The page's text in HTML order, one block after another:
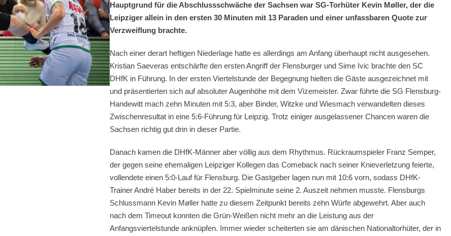
Hauptgrund für die Abschlussschwäche der Sachsen war SG-Torhüter Kevin Møller, der die
Leipziger allein in den ersten 30 Minuten mit 13 Paraden und einer unfassbaren Quote zur
Verzweiflung brachte.
Nach einer derart heftigen Niederlage hatte es allerdings am Anfang überhaupt nicht ausgesehen.
Kristian Saeveras entschärfte den ersten Angriff der Flensburger und Sime Ivic brachte den SC
DHfK in Führung. In der ersten Viertelstunde der Begegnung hielten die Gäste ausgezeichnet mit
und präsentierten sich auf absoluter Augenhöhe mit dem Vizemeister. Zwar führte die SG Flensburg-
Handewitt mach zehn Minuten mit 5:3, aber Binder, Witzke und Wiesmach verwandelten dieses
Zwischenresultat in eine 5:6-Führung für Leipzig. Trotz einiger ausgelassener Chancen waren die
Sachsen richtig gut drin in dieser Partie.
Danach kamen die DHfK-Männer aber völlig aus dem Rhythmus. Rückraumspieler Franz Semper,
der gegen seine ehemaligen Leipziger Kollegen das Comeback nach seiner Knieverletzung feierte,
vollendete einen 5:0-Lauf für Flensburg. Die Gastgeber lagen nun mit 10:6 vorn, sodass DHfK-
Trainer André Haber bereits in der 22. Spielminute seine 2. Auszeit nehmen musste. Flensburgs
Schlussmann Kevin Møller hatte zu diesem Zeitpunkt bereits zehn Würfe abgewehrt. Aber auch
nach dem Timeout konnten die Grün-Weißen nicht mehr an die Leistung aus der
Anfangsviertelstunde anknüpfen. Immer wieder scheiterten sie am dänischen Nationaltorhüter, der in